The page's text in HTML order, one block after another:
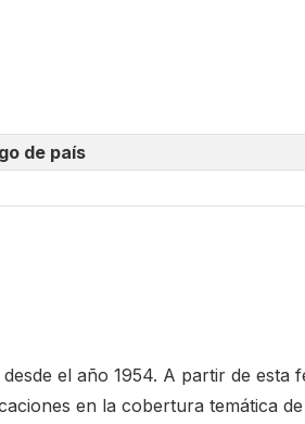
de país
el año 1954. A partir de esta
en la cobertura temática